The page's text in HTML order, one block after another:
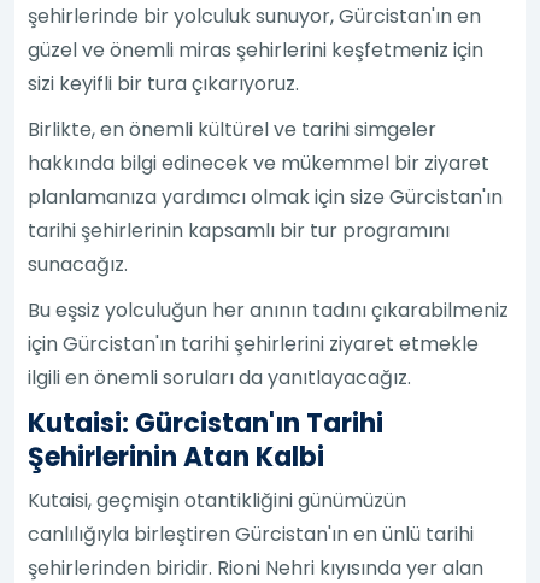
şehirlerinde bir yolculuk sunuyor, Gürcistan'ın en
güzel ve önemli miras şehirlerini keşfetmeniz için
sizi keyifli bir tura çıkarıyoruz.
Birlikte, en önemli kültürel ve tarihi simgeler
hakkında bilgi edinecek ve mükemmel bir ziyaret
planlamanıza yardımcı olmak için size Gürcistan'ın
tarihi şehirlerinin kapsamlı bir tur programını
sunacağız.
Bu eşsiz yolculuğun her anının tadını çıkarabilmeniz
için Gürcistan'ın tarihi şehirlerini ziyaret etmekle
ilgili en önemli soruları da yanıtlayacağız.
Kutaisi: Gürcistan'ın Tarihi
Şehirlerinin Atan Kalbi
Kutaisi, geçmişin otantikliğini günümüzün
canlılığıyla birleştiren Gürcistan'ın en ünlü tarihi
şehirlerinden biridir. Rioni Nehri kıyısında yer alan